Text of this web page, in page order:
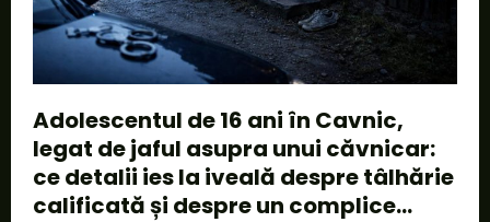
Adolescentul de 16 ani în Cavnic,
legat de jaful asupra unui căvnicar:
ce detalii ies la iveală despre tâlhărie
calificată și despre un complice...